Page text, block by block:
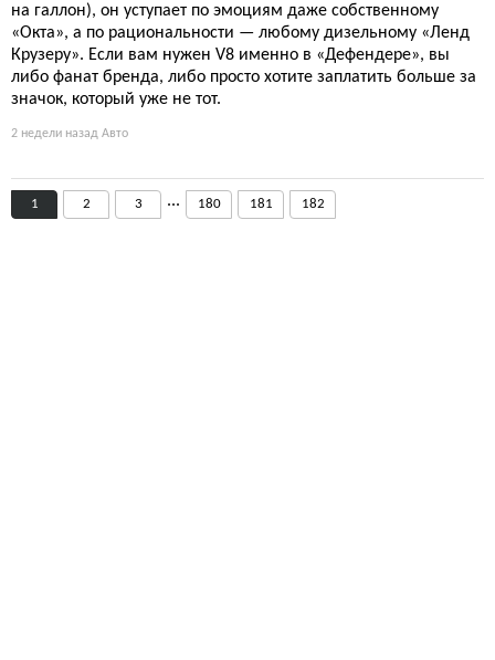
на галлон), он уступает по эмоциям даже собственному
«Окта», а по рациональности — любому дизельному «Ленд
Крузеру». Если вам нужен V8 именно в «Дефендере», вы
либо фанат бренда, либо просто хотите заплатить больше за
значок, который уже не тот.
2 недели назад Авто
1 2 3 ... 180 181 182